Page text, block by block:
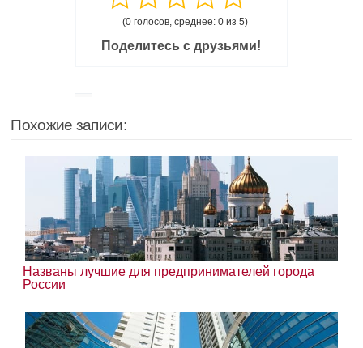
(0 голосов, среднее: 0 из 5)
Поделитесь с друзьями!
Похожие записи:
Названы лучшие для предпринимателей города
России